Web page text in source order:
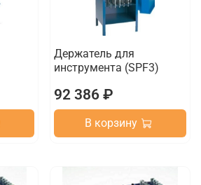
Держатель для
инструмента (SPF3)
92 386 ₽
В корзину